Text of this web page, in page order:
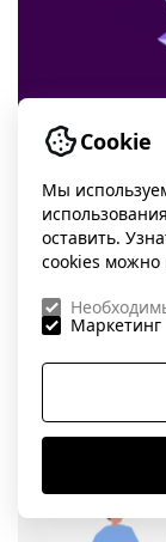
SEO для
4 года назад
PBN: Как
Cookie
Мы
оставить.
cookies можно
Маркетинг